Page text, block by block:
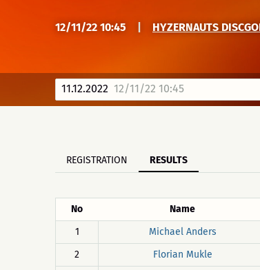
12/11/22 10:45 HYZERNAUTS
11.12.2022 12/11/22 10:45
REGISTRATION RESULTS
No Name
1
Michael Anders
2
Florian Mukle